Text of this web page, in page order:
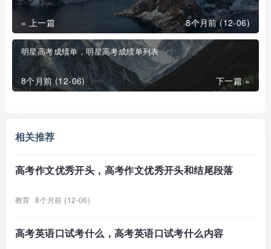
« 上一篇 8个月前 (12-06)
明星高考成绩单，明星高考成绩单列表
下一篇 »
8个月前 (12-06)
相关推荐
高考作文优秀开头，高考作文优秀开头和结尾段落
教育 8个月前 (12-06)
高考英语口试考什么，高考英语口试考什么内容